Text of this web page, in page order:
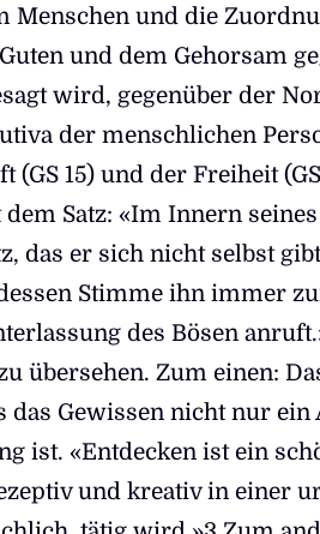
Menschen und die
und dem Gehorsam
wird, gegenüber der
der menschlichen
15) und der Freiheit
Satz: «Im Innern
das er sich nicht selbst
Stimme ihn immer
des Bösen
übersehen. Zum einen:
das Gewissen nicht nur ein
ist. «Entdecken ist ein
und kreativ in einer